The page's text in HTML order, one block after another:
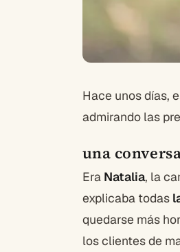
Hace unos días,
admirando las
una
Era Natalia, la
explicaba todas
quedarse más
los clientes de